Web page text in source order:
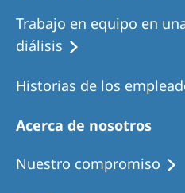
Trabajo en equipo en
diálisis
Historias de los
Acerca de nosotros
Nuestro compromiso